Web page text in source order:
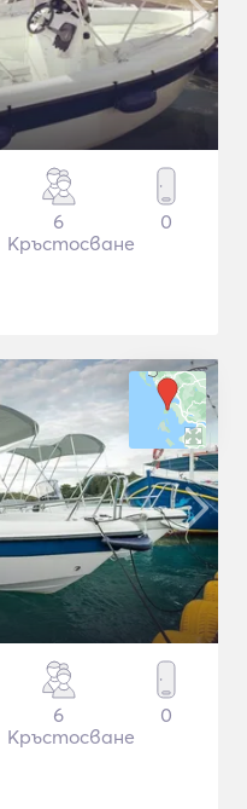
6
Кръстосване
0
6
Кръстосване
0